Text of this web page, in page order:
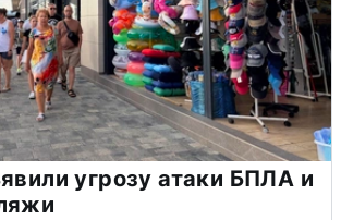
угрозу атаки БПЛА и